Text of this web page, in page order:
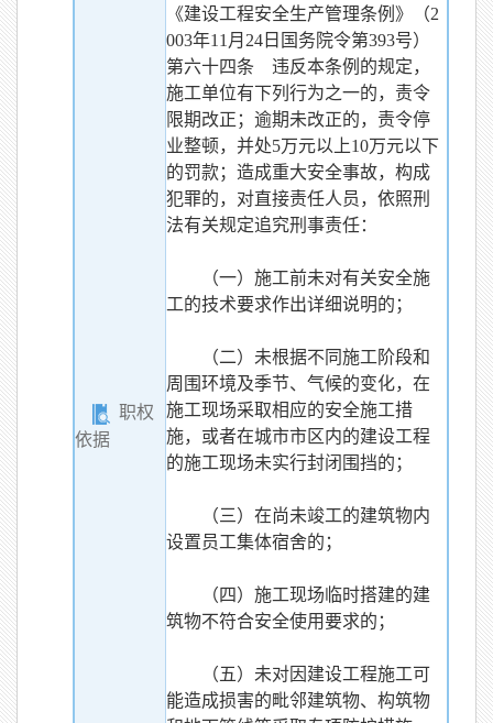
职权
依据
《建设工程安全生产管理条例》（2
003年11月24日国务院令第393号）
第六十四条 违反本条例的规定，
施工单位有下列行为之一的，责令
限期改正；逾期未改正的，责令停
业整顿，并处5万元以上10万元以下
的罚款；造成重大安全事故，构成
犯罪的，对直接责任人员，依照刑
法有关规定追究刑事责任：
（一）施工前未对有关安全施
工的技术要求作出详细说明的；
（二）未根据不同施工阶段和
周围环境及季节、气候的变化，在
施工现场采取相应的安全施工措
施，或者在城市市区内的建设工程
的施工现场未实行封闭围挡的；
（三）在尚未竣工的建筑物内
设置员工集体宿舍的；
（四）施工现场临时搭建的建
筑物不符合安全使用要求的；
（五）未对因建设工程施工可
能造成损害的毗邻建筑物、构筑物